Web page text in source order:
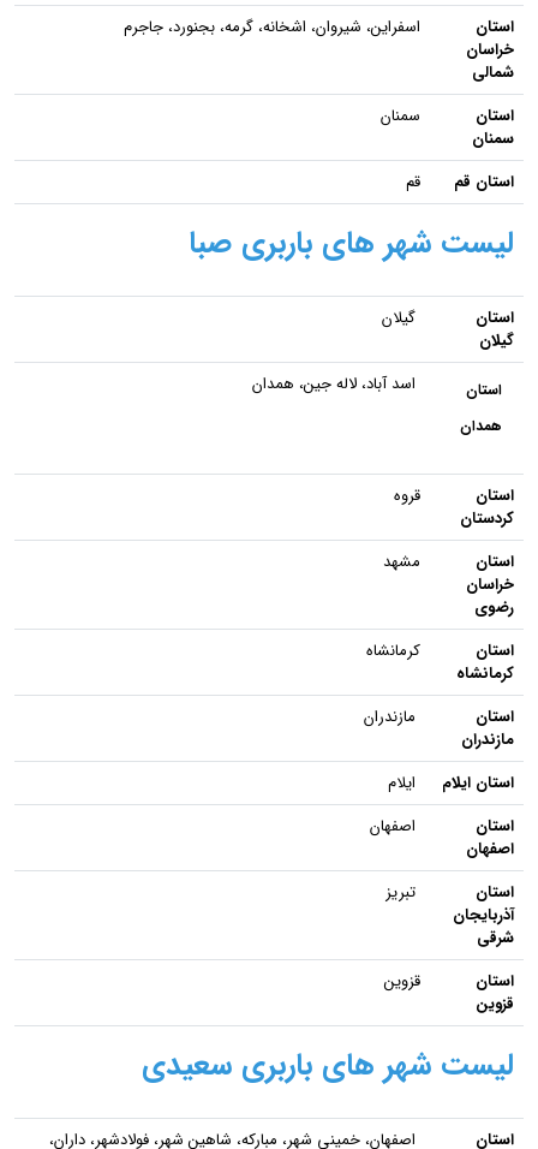
استان
خراسان
شمالی
اسفراین، شیروان، اشخانه، گرمه، بجنورد، جاجرم
استان
سمنان
سمنان
استان قم قم
لیست شهر های باربری صبا
استان
گیلان
گیلان
استان
همدان
اسد آباد، لاله جین، همدان
استان
کردستان
قروه
استان
خراسان
رضوی
مشهد
استان
کرمانشاه
کرمانشاه
استان
مازندران
مازندران
استان ایلام
ایلام
استان
اصفهان
اصفهان
استان
آذربایجان
شرقی
تبریز
استان
قزوین
قزوین
لیست شهر های باربری سعیدی
استان اصفهان، خمینی شهر، مبارکه، شاهین شهر، فولادشهر، داران،